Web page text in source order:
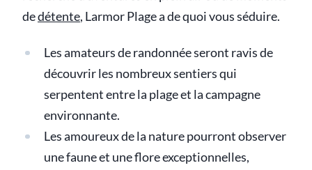
dedétente, Larmor Plage a de quoi vous séduire.
Les amateurs de randonnée seront ravis de
découvrir les nombreux sentiers qui
serpentent entre la plage et la campagne
environnante.
Les amoureux de la nature pourront observer
une faune et une flore exceptionnelles,